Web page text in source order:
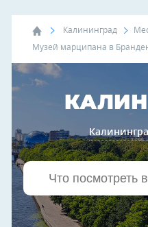
Калининград
Музей марципана в